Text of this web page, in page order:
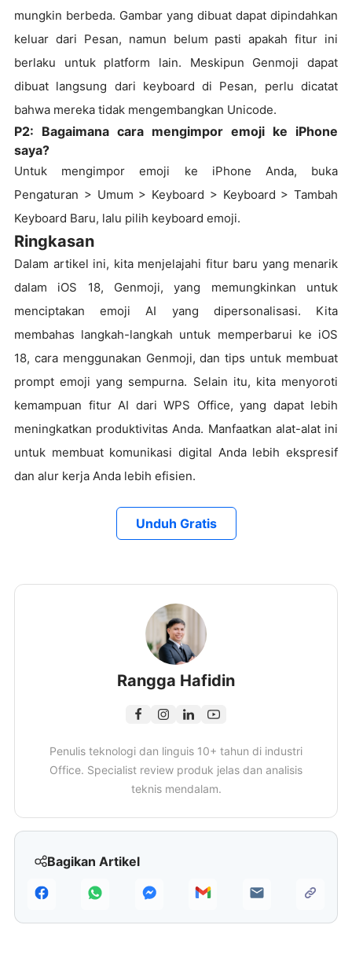
Bagikan Artikel
mungkin berbeda. Gambar yang dibuat dapat dipindahkan
keluar dari Pesan, namun belum pasti apakah fitur ini
berlaku untuk platform lain. Meskipun Genmoji dapat
dibuat langsung dari keyboard di Pesan, perlu dicatat
bahwa mereka tidak mengembangkan Unicode.
P2: Bagaimana cara mengimpor emoji ke iPhone
saya?
Untuk mengimpor emoji ke iPhone Anda, buka
Pengaturan > Umum > Keyboard > Keyboard > Tambah
Keyboard Baru, lalu pilih keyboard emoji.
Ringkasan
Dalam artikel ini, kita menjelajahi fitur baru yang menarik
dalam iOS 18, Genmoji, yang memungkinkan untuk
menciptakan emoji AI yang dipersonalisasi. Kita
membahas langkah-langkah untuk memperbarui ke iOS
18, cara menggunakan Genmoji, dan tips untuk membuat
prompt emoji yang sempurna. Selain itu, kita menyoroti
kemampuan fitur AI dari WPS Office, yang dapat lebih
meningkatkan produktivitas Anda. Manfaatkan alat-alat ini
untuk membuat komunikasi digital Anda lebih ekspresif
dan alur kerja Anda lebih efisien.
Unduh Gratis
Rangga Hafidin
Penulis teknologi dan linguis 10+ tahun di industri
Office. Specialist review produk jelas dan analisis
teknis mendalam.